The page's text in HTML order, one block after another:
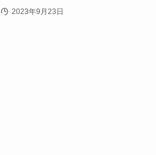
2023年9月23日